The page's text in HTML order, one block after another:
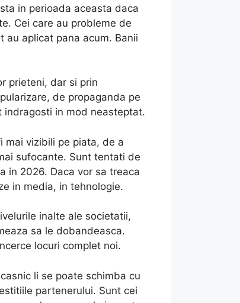
in perioada aceasta daca
Cei care au probleme de
aplicat pana acum. Banii
prieteni, dar si prin
de propaganda pe
indragosti in mod neasteptat.
mai vizibili pe piata, de a
sufocante. Sunt tentati de
in 2026. Daca vor sa treaca
in media, in tehnologie.
inalte ale societatii,
sa le dobandeasca.
locuri complet noi.
li se poate schimba cu
partenerului. Sunt cei